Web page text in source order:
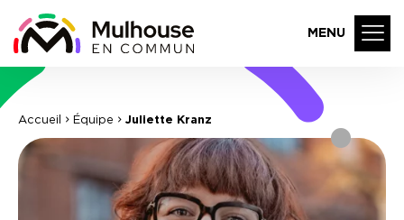
MENU
Accueil Équipe Juliette Kranz